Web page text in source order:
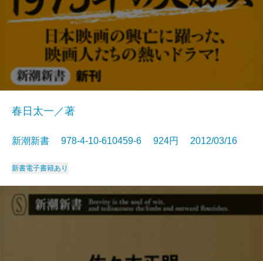
春日太一／著
新潮新書 978-4-10-610459-6 924円 2012/03/16
新書電子書籍あり